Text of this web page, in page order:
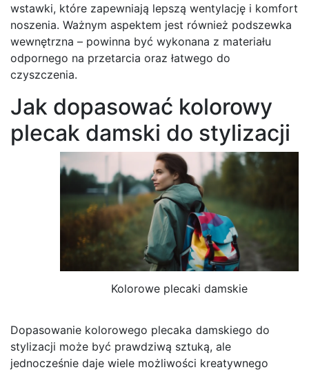
wstawki, które zapewniają lepszą wentylację i komfort
noszenia. Ważnym aspektem jest również podszewka
wewnętrzna – powinna być wykonana z materiału
odpornego na przetarcia oraz łatwego do
czyszczenia.
Jak dopasować kolorowy
plecak damski do stylizacji
Kolorowe plecaki damskie
Dopasowanie kolorowego plecaka damskiego do
stylizacji może być prawdziwą sztuką, ale
jednocześnie daje wiele możliwości kreatywnego